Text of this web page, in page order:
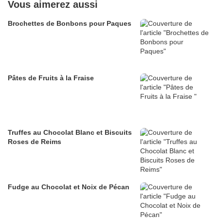
Vous aimerez aussi
Brochettes de Bonbons pour Paques
Pâtes de Fruits à la Fraise
Truffes au Chocolat Blanc et Biscuits
Roses de Reims
Fudge au Chocolat et Noix de Pécan